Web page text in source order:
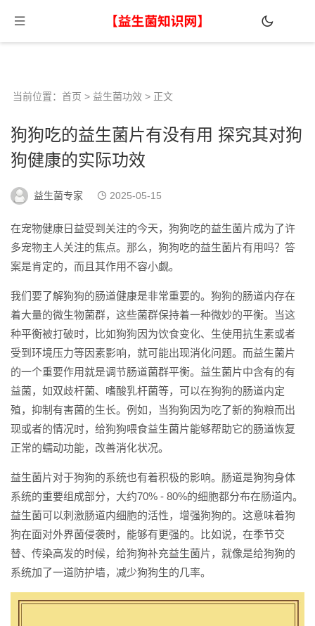
当前位置： 首页 > 益生菌功效 > 正文
狗狗吃的益生菌片有没有用 探究其对狗
狗健康的实际功效
益生菌专家 2025-05-15
在宠物健康日益受到关注的今天，狗狗吃的益生菌片成为了许
多宠物主人关注的焦点。那么，狗狗吃的益生菌片有用吗？答
案是肯定的，而且其作用不容小觑。
我们要了解狗狗的肠道健康是非常重要的。狗狗的肠道内存在
着大量的微生物菌群，这些菌群保持着一种微妙的平衡。当这
种平衡被打破时，比如狗狗因为饮食变化、生使用抗生素或者
受到环境压力等因素影响，就可能出现消化问题。而益生菌片
的一个重要作用就是调节肠道菌群平衡。益生菌片中含有的有
益菌，如双歧杆菌、嗜酸乳杆菌等，可以在狗狗的肠道内定
殖，抑制有害菌的生长。例如，当狗狗因为吃了新的狗粮而出
现或者的情况时，给狗狗喂食益生菌片能够帮助它的肠道恢复
正常的蠕动功能，改善消化状况。
益生菌片对于狗狗的系统也有着积极的影响。肠道是狗狗身体
系统的重要组成部分，大约70% - 80%的细胞都分布在肠道内。
益生菌可以刺激肠道内细胞的活性，增强狗狗的。这意味着狗
狗在面对外界菌侵袭时，能够有更强的。比如说，在季节交
替、传染高发的时候，给狗狗补充益生菌片，就像是给狗狗的
系统加了一道防护墙，减少狗狗生的几率。